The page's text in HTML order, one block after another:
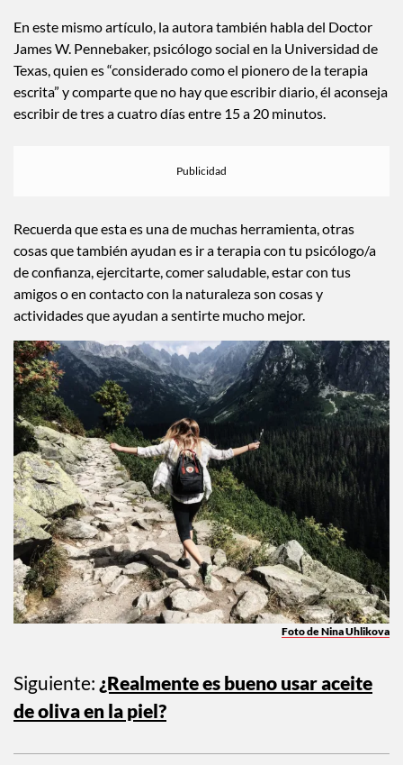
En este mismo artículo, la autora también habla del Doctor
James W. Pennebaker, psicólogo social en la Universidad de
Texas, quien es “considerado como el pionero de la terapia
escrita” y comparte que no hay que escribir diario, él aconseja
escribir de tres a cuatro días entre 15 a 20 minutos.
Recuerda que esta es una de muchas herramienta, otras
cosas que también ayudan es ir a terapia con tu psicólogo/a
de confianza, ejercitarte, comer saludable, estar con tus
amigos o en contacto con la naturaleza son cosas y
actividades que ayudan a sentirte mucho mejor.
Foto de Nina Uhlikova
Siguiente: ¿Realmente es bueno usar aceite
de oliva en la piel?